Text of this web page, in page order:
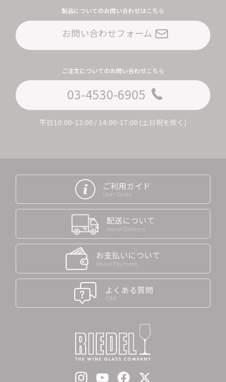
製品についてのお問い合わせはこちら
お問い合わせフォーム
ご注文についてのお問い合わせこちら
03-4530-6905
平日10:00-12:00 / 14:00-17:00 (土日祝を除く)
ご利用ガイド
User Guide
配送について
About Delivery
お支払いについて
About Payment
よくある質問
Q&A